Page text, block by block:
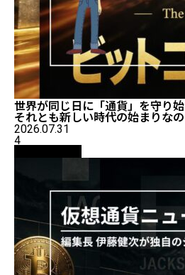
世界が同じ日に「通貨」を守り
それとも新しい時代の始まりな
2026.07.31
4